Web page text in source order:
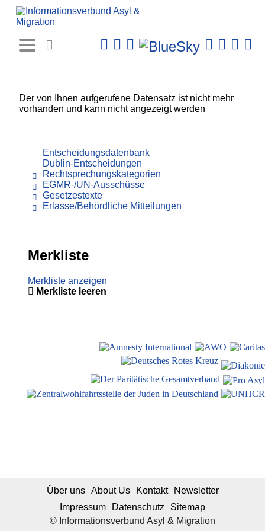
Der von Ihnen aufgerufene Datensatz ist nicht mehr
vorhanden und kann nicht angezeigt werden
Entscheidungsdatenbank
Dublin-Entscheidungen
Rechtsprechungskategorien
EGMR-/UN-Ausschüsse
Gesetzestexte
Erlasse/Behördliche Mitteilungen
Merkliste
Merkliste anzeigen
Merkliste leeren
© Informationsverbund Asyl & Migration
Über uns About Us Kontakt
Newsletter
Impressum
Datenschutz Sitemap